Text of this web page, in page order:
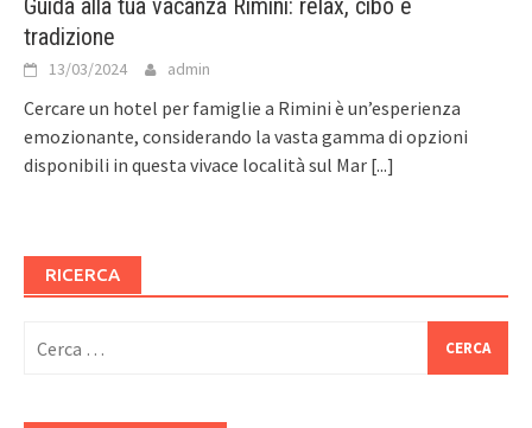
Guida alla tua vacanza Rimini: relax, cibo e
tradizione
13/03/2024 admin
Cercare un hotel per famiglie a Rimini è un’esperienza
emozionante, considerando la vasta gamma di opzioni
disponibili in questa vivace località sul Mar [...]
RICERCA
per: